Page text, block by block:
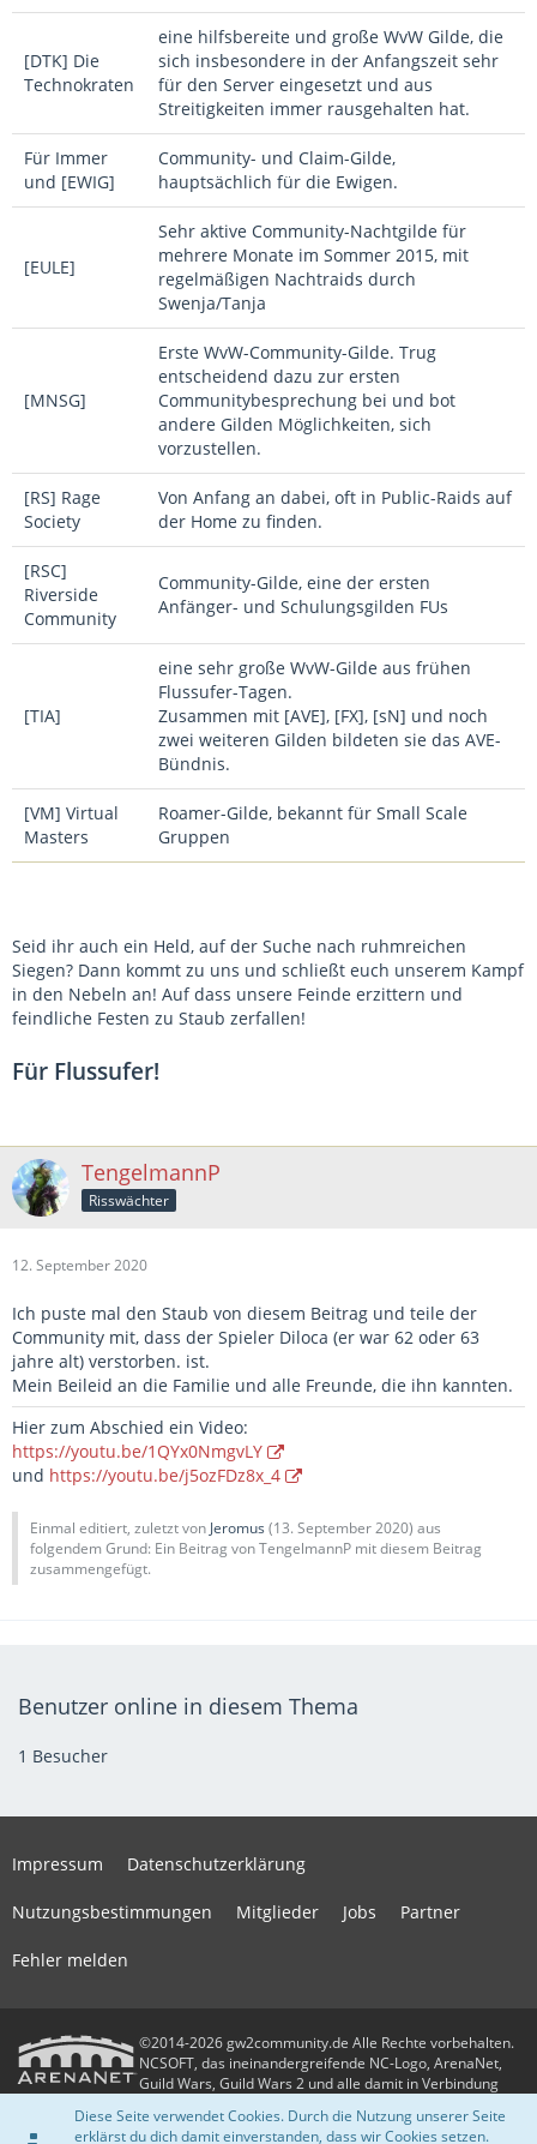
[DTK] Die
Technokraten
eine hilfsbereite und große WvW Gilde, die
sich insbesondere in der Anfangszeit sehr
für den Server eingesetzt und aus
Streitigkeiten immer rausgehalten hat.
Für Immer
und [EWIG]
Community- und Claim-Gilde,
hauptsächlich für die Ewigen.
[EULE]
Sehr aktive Community-Nachtgilde für
mehrere Monate im Sommer 2015, mit
regelmäßigen Nachtraids durch
Swenja/Tanja
[MNSG]
Erste WvW-Community-Gilde. Trug
entscheidend dazu zur ersten
Communitybesprechung bei und bot
andere Gilden Möglichkeiten, sich
vorzustellen.
[RS] Rage
Society
Von Anfang an dabei, oft in Public-Raids auf
der Home zu finden.
[RSC]
Riverside
Community
Community-Gilde, eine der ersten
Anfänger- und Schulungsgilden FUs
[TIA]
eine sehr große WvW-Gilde aus frühen
Flussufer-Tagen.
Zusammen mit [AVE], [FX], [sN] und noch
zwei weiteren Gilden bildeten sie das AVE-
Bündnis.
[VM] Virtual
Masters
Roamer-Gilde, bekannt für Small Scale
Gruppen
Seid ihr auch ein Held, auf der Suche nach ruhmreichen
Siegen? Dann kommt zu uns und schließt euch unserem Kampf
in den Nebeln an! Auf dass unsere Feinde erzittern und
feindliche Festen zu Staub zerfallen!
Für Flussufer!
TengelmannP
Risswächter
12. September 2020
Ich puste mal den Staub von diesem Beitrag und teile der
Community mit, dass der Spieler Diloca (er war 62 oder 63
jahre alt) verstorben. ist.
Mein Beileid an die Familie und alle Freunde, die ihn kannten.
Hier zum Abschied ein Video:
https://youtu.be/1QYx0NmgvLY
und https://youtu.be/j5ozFDz8x_4
Einmal editiert, zuletzt von Jeromus (13. September 2020) aus
folgendem Grund: Ein Beitrag von TengelmannP mit diesem Beitrag
zusammengefügt.
Benutzer online in diesem Thema
1 Besucher
Impressum Datenschutzerklärung
Nutzungsbestimmungen Mitglieder Jobs Partner
Fehler melden
©2014-2026 gw2community.de Alle Rechte vorbehalten.
NCSOFT, das ineinandergreifende NC-Logo, ArenaNet,
Guild Wars, Guild Wars 2 und alle damit in Verbindung
Warenzeichen der NCSOFT Corporation. Alle anderen Warenzeichen oder
Diese Seite verwendet Cookies. Durch die Nutzung unserer Seite
erklärst du dich damit einverstanden, dass wir Cookies setzen.